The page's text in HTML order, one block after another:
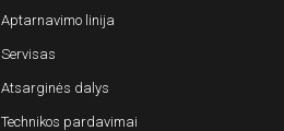
Aptarnavimo linija
Servisas
Atsarginės dalys
Technikos pardavimai